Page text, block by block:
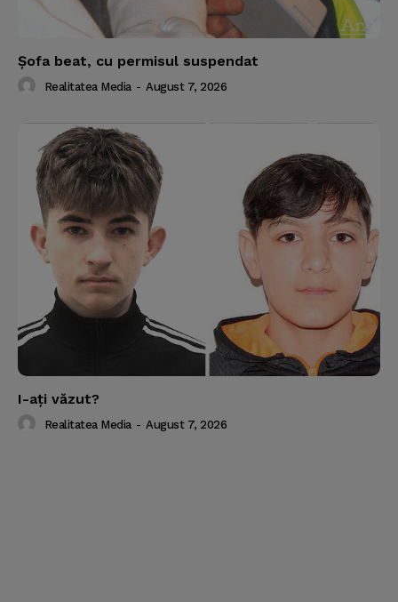
Şofa beat, cu permisul suspendat
Realitatea Media - August 7, 2026
I-aţi văzut?
Realitatea Media - August 7, 2026